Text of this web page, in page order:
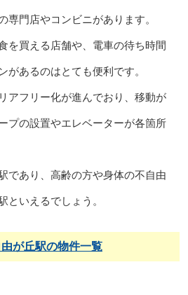
専門店やコンビニがあります。
を買える店舗や、電車の待ち時間
があるのはとても便利です。
アフリー化が進んでおり、移動が
プの設置やエレベーターが各箇所
であり、高齢の方や身体の不自由
といえるでしょう。
由が丘駅の物件一覧